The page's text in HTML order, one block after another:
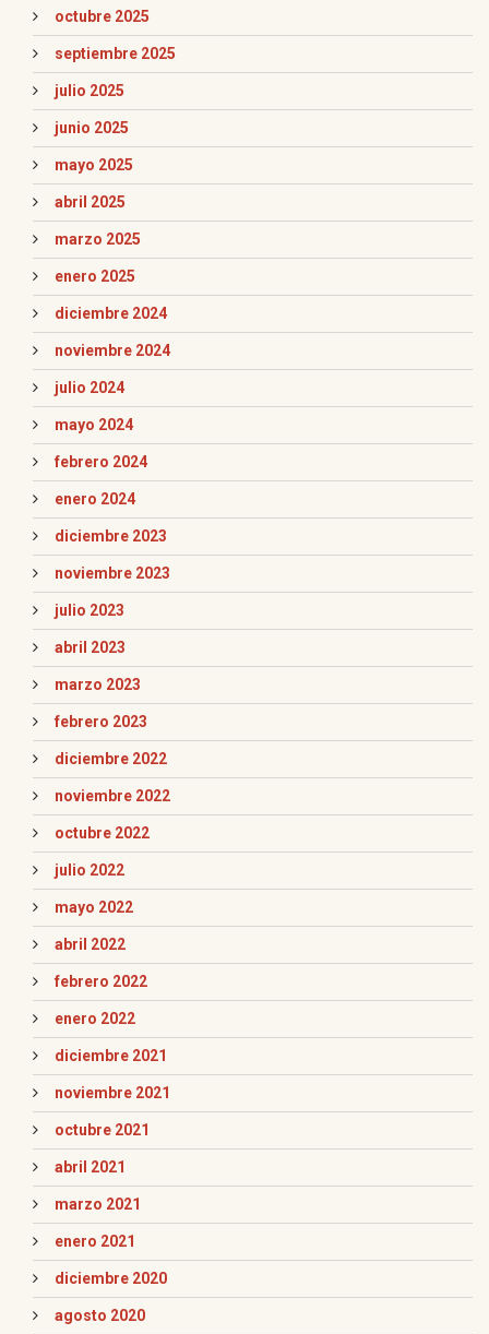
octubre 2025
septiembre 2025
julio 2025
junio 2025
mayo 2025
abril 2025
marzo 2025
enero 2025
diciembre 2024
noviembre 2024
julio 2024
mayo 2024
febrero 2024
enero 2024
diciembre 2023
noviembre 2023
julio 2023
abril 2023
marzo 2023
febrero 2023
diciembre 2022
noviembre 2022
octubre 2022
julio 2022
mayo 2022
abril 2022
febrero 2022
enero 2022
diciembre 2021
noviembre 2021
octubre 2021
abril 2021
marzo 2021
enero 2021
diciembre 2020
agosto 2020